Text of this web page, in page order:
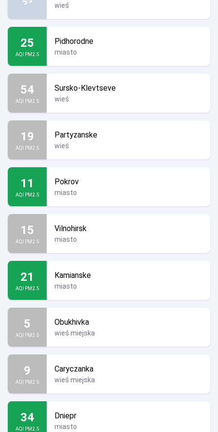
wieś
25
AQI PM2.5
Pidhorodne
miasto
54
AQI PM2.5
Sursko-Klevtseve
wieś
19
AQI PM2.5
Partyzanske
wieś
11
AQI PM2.5
Pokrov
miasto
15
AQI PM2.5
Vilnohirsk
miasto
21
AQI PM2.5
Kamianske
miasto
5
AQI PM2.5
Obukhivka
wieś miejska
9
AQI PM2.5
Caryczanka
wieś miejska
34
AQI PM2.5
Dniepr
miasto